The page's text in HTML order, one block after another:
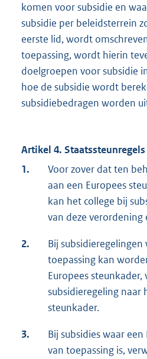
komen voor subsidie en
subsidie per beleidsterrein
eerste lid, wordt
toepassing, wordt hierin
doelgroepen voor subsidie
hoe de subsidie wordt
subsidiebedragen worden
Artikel 4. Staatssteunregels
1.
Voor zover dat ten
aan een Europees
kan het college bij
van deze verordening
2.
Bij
toepassing kan
Europees steunkader,
subsidieregeling naar
steunkader.
3.
Bij subsidies waar
van toepassing is,